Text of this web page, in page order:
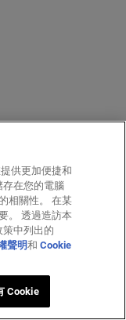
供更加便捷和
存在您的電腦
相關性。 在某
。 透過造訪本
策中列出的
聲明和Cookie
Cookie